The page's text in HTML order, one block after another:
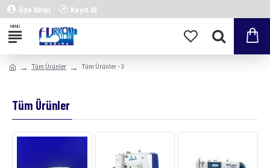
Üye Girişi Kayıt Ol
Tüm Ürünler Tüm Ürünler - 3
Tüm Ürünler